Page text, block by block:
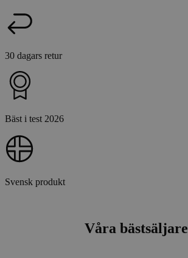
30 dagars retur
Bäst i test 2026
Svensk produkt
Våra bästsäljare